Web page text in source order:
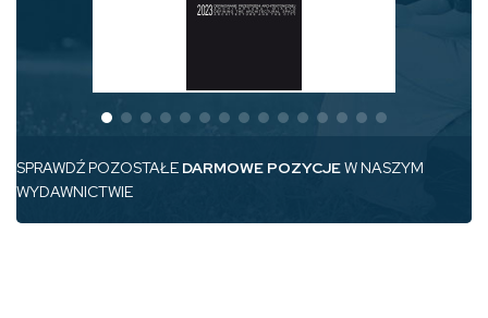
SPRAWDŹ POZOSTAŁE DARMOWE POZYCJEW NASZYM
WYDAWNICTWIE